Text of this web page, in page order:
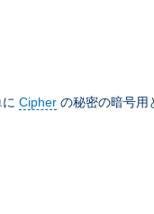
Cipher の秘密の暗号用